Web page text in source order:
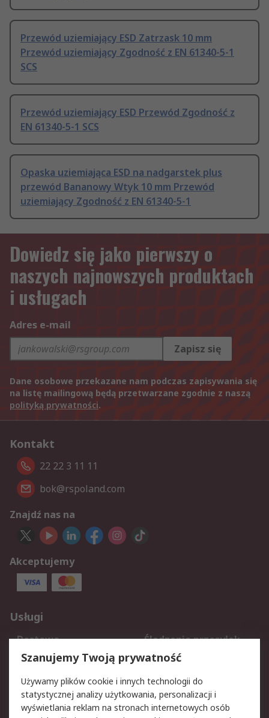
Przewód uziemiający ESD Zatrzask 10 mm
Przewód uziemiający Zgodność z EN 61340-5-1
SCS
Przewód uziemiający ESD Przewód Zgodność z
EN 61340-5-1 SCS
Opaska uziemiająca ESD na nadgarstek plus
przewód Bananowy Wtyk 10 mm Przewód
uziemiający Zgodność z EN 61340-5-1
Dowiedz się jako pierwszy o
naszych najnowszych produktach
i usługach
Adres e-mail
Zapisz się
Dane osobowe przekazane nam podczas zapisywania się
na listę mailingową będą przetwarzane zgodnie z naszą
polityką prywatności.
Kontakt
22 22 3 11 11
bok@rspoland.com
Znajdź nas na
Akceptujemy
Usługi
Dostawa
Śledzenie przesyłek
Reklamacje i zwroty
Rejestracja
Aspekty prawne
Szanujemy Twoją prywatność
Używamy plików cookie i innych technologii do
statystycznej analizy użytkowania, personalizacji i
wyświetlania reklam na stronach internetowych osób